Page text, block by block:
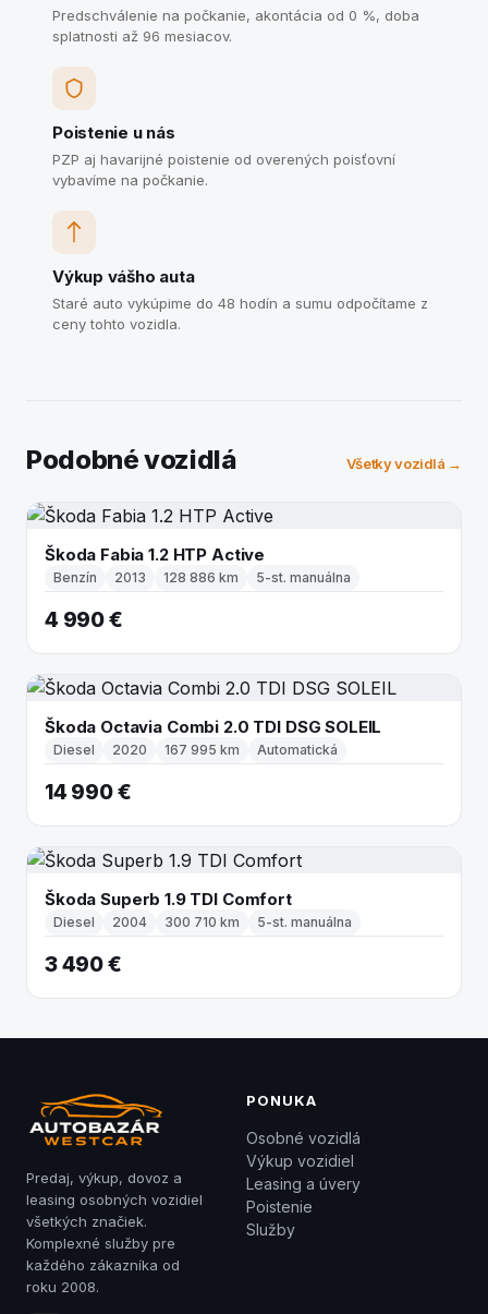
Predschválenie na počkanie, akontácia od 0 %, doba
splatnosti až 96 mesiacov.
Poistenie u nás
PZP aj havarijné poistenie od overených poisťovní
vybavíme na počkanie.
Výkup vášho auta
Staré auto vykúpime do 48 hodín a sumu odpočítame z
ceny tohto vozidla.
Podobné vozidlá Všetky vozidlá →
Škoda Fabia 1.2 HTP Active
Benzín 2013 128 886 km 5-st. manuálna
4 990 €
Škoda Octavia Combi 2.0 TDI DSG SOLEIL
Diesel 2020 167 995 km Automatická
14 990 €
Škoda Superb 1.9 TDI Comfort
Diesel 2004 300 710 km 5-st. manuálna
3 490 €
Predaj, výkup, dovoz a
leasing osobných vozidiel
všetkých značiek.
Komplexné služby pre
každého zákazníka od
roku 2008.
PONUKA
Osobné vozidlá
Výkup vozidiel
Leasing a úvery
Poistenie
Služby